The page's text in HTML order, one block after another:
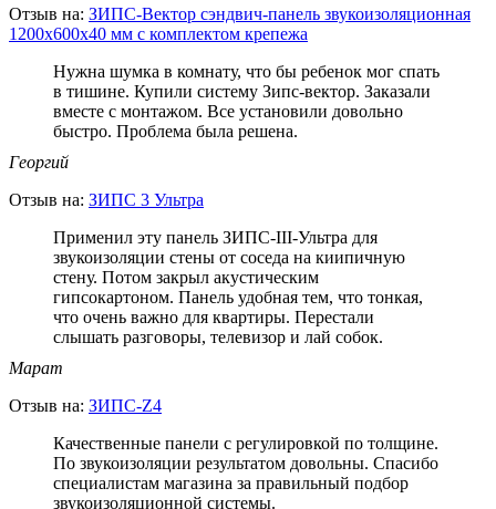
Отзыв на: ЗИПС-Вектор сэндвич-панель звукоизоляционная
1200х600х40 мм с комплектом крепежа
Нужна шумка в комнату, что бы ребенок мог спать
в тишине. Купили систему Зипс-вектор. Заказали
вместе с монтажом. Все установили довольно
быстро. Проблема была решена.
Георгий
Отзыв на: ЗИПС 3 Ультра
Применил эту панель ЗИПС-III-Ультра для
звукоизоляции стены от соседа на киипичную
стену. Потом закрыл акустическим
гипсокартоном. Панель удобная тем, что тонкая,
что очень важно для квартиры. Перестали
слышать разговоры, телевизор и лай собок.
Марат
Отзыв на: ЗИПС-Z4
Качественные панели с регулировкой по толщине.
По звукоизоляции результатом довольны. Спасибо
специалистам магазина за правильный подбор
звукоизоляционной системы.